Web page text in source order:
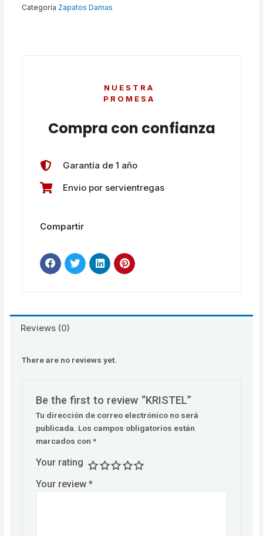
Categoría Zapatos Damas
NUESTRA
PROMESA
Compra con confianza
Garantía de 1 año
Envio por servientregas
Compartir
Reviews (0)
There are no reviews yet.
Be the first to review “KRISTEL”
Tu dirección de correo electrónico no será
publicada. Los campos obligatorios están
marcados con*
Your rating
Your review*